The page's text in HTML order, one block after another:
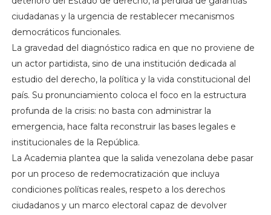
ciudadanas y la urgencia de restablecer mecanismos
democráticos funcionales.
La gravedad del diagnóstico radica en que no proviene de
un actor partidista, sino de una institución dedicada al
estudio del derecho, la política y la vida constitucional del
país. Su pronunciamiento coloca el foco en la estructura
profunda de la crisis: no basta con administrar la
emergencia, hace falta reconstruir las bases legales e
institucionales de la República.
La Academia plantea que la salida venezolana debe pasar
por un proceso de redemocratización que incluya
condiciones políticas reales, respeto a los derechos
ciudadanos y un marco electoral capaz de devolver